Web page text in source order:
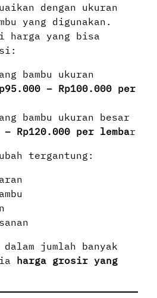
dengan ukuran
yang digunakan.
harga yang bisa
bambu ukuran
– Rp100.000 per
bambu ukuran besar
– Rp120.000 per lembar
tergantung:
dalam jumlah banyak
harga grosir yang